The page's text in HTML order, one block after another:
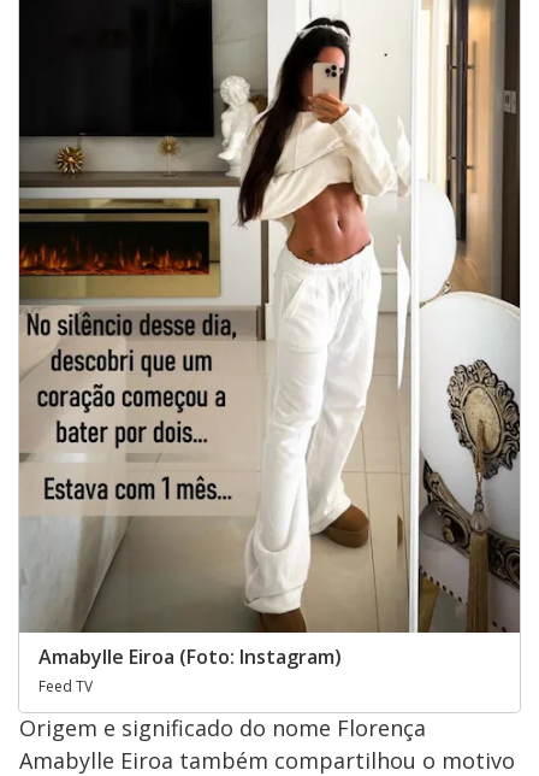
Amabylle Eiroa (Foto: Instagram)
Feed TV
Origem e significado do nome Florença
Amabylle Eiroa também compartilhou o motivo